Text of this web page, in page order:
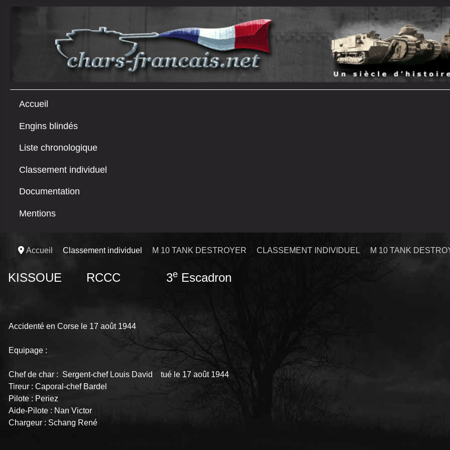
Accueil
Engins blindés
Liste chronologique
Classement individuel
Documentation
Mentions
Accueil Classement individuel M 10 TANK DESTROYER CLASSEMENT INDIVIDUEL M 10 TANK
KISSOUE RCCC 3e Escadron
Accidenté en Corse le 17 août 1944
Equipage :
Chef de char : Sergent-chef Louis David tué le 17 août 1944
Tireur : Caporal-chef Bardel
Pilote : Periez
Aide-Pilote : Nan Victor
Chargeur : Schang René